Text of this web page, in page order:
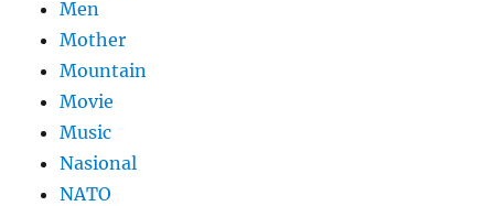
Men
Mother
Mountain
Movie
Music
Nasional
NATO